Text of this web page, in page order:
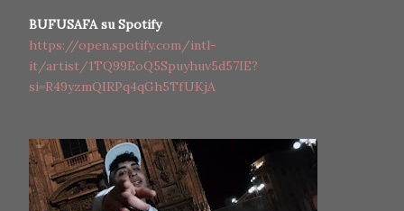
BUFUSAFA su Spotify
https://open.spotify.com/intl-
it/artist/1TQ99EoQ5Spuyhuv5d57IE?
si=R49yzmQIRPq4qGh5TfUKjA